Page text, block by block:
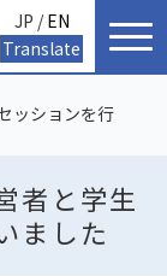
者と学生
ました
ッションを行
JP /EN
Translate